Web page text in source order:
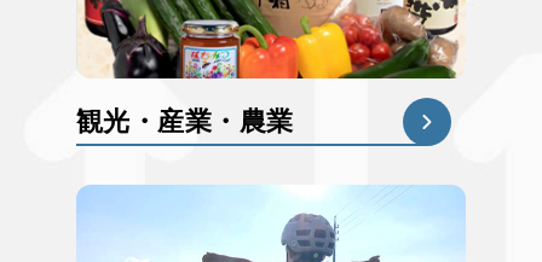
観光・産業・農業